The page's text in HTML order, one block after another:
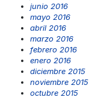
junio 2016
mayo 2016
abril 2016
marzo 2016
febrero 2016
enero 2016
diciembre 2015
noviembre 2015
octubre 2015